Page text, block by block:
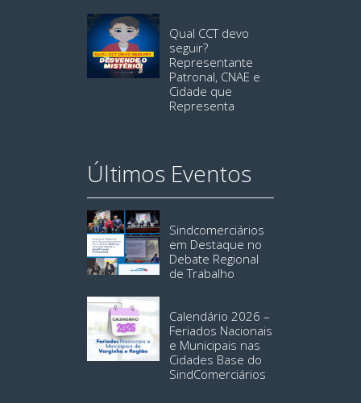
Qual CCT devo
seguir?
Representante
Patronal, CNAE e
Cidade que
Representa
Últimos Eventos
Sindcomerciários
em Destaque no
Debate Regional
de Trabalho
Calendário 2026 –
Feriados Nacionais
e Municipais nas
Cidades Base do
SindComerciários